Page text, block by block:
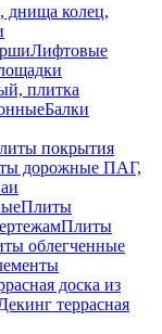
днища колец,
Лифтовые
плитка
Балки
покрытия
дорожные ПАГ,
Плиты
Плиты
облегченные
доска из
террасная